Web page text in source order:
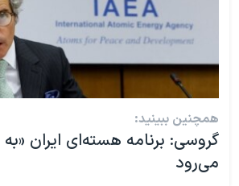
همچنین ببینید:
گروسی: برنامه هسته‌ای ایران
می‌رود